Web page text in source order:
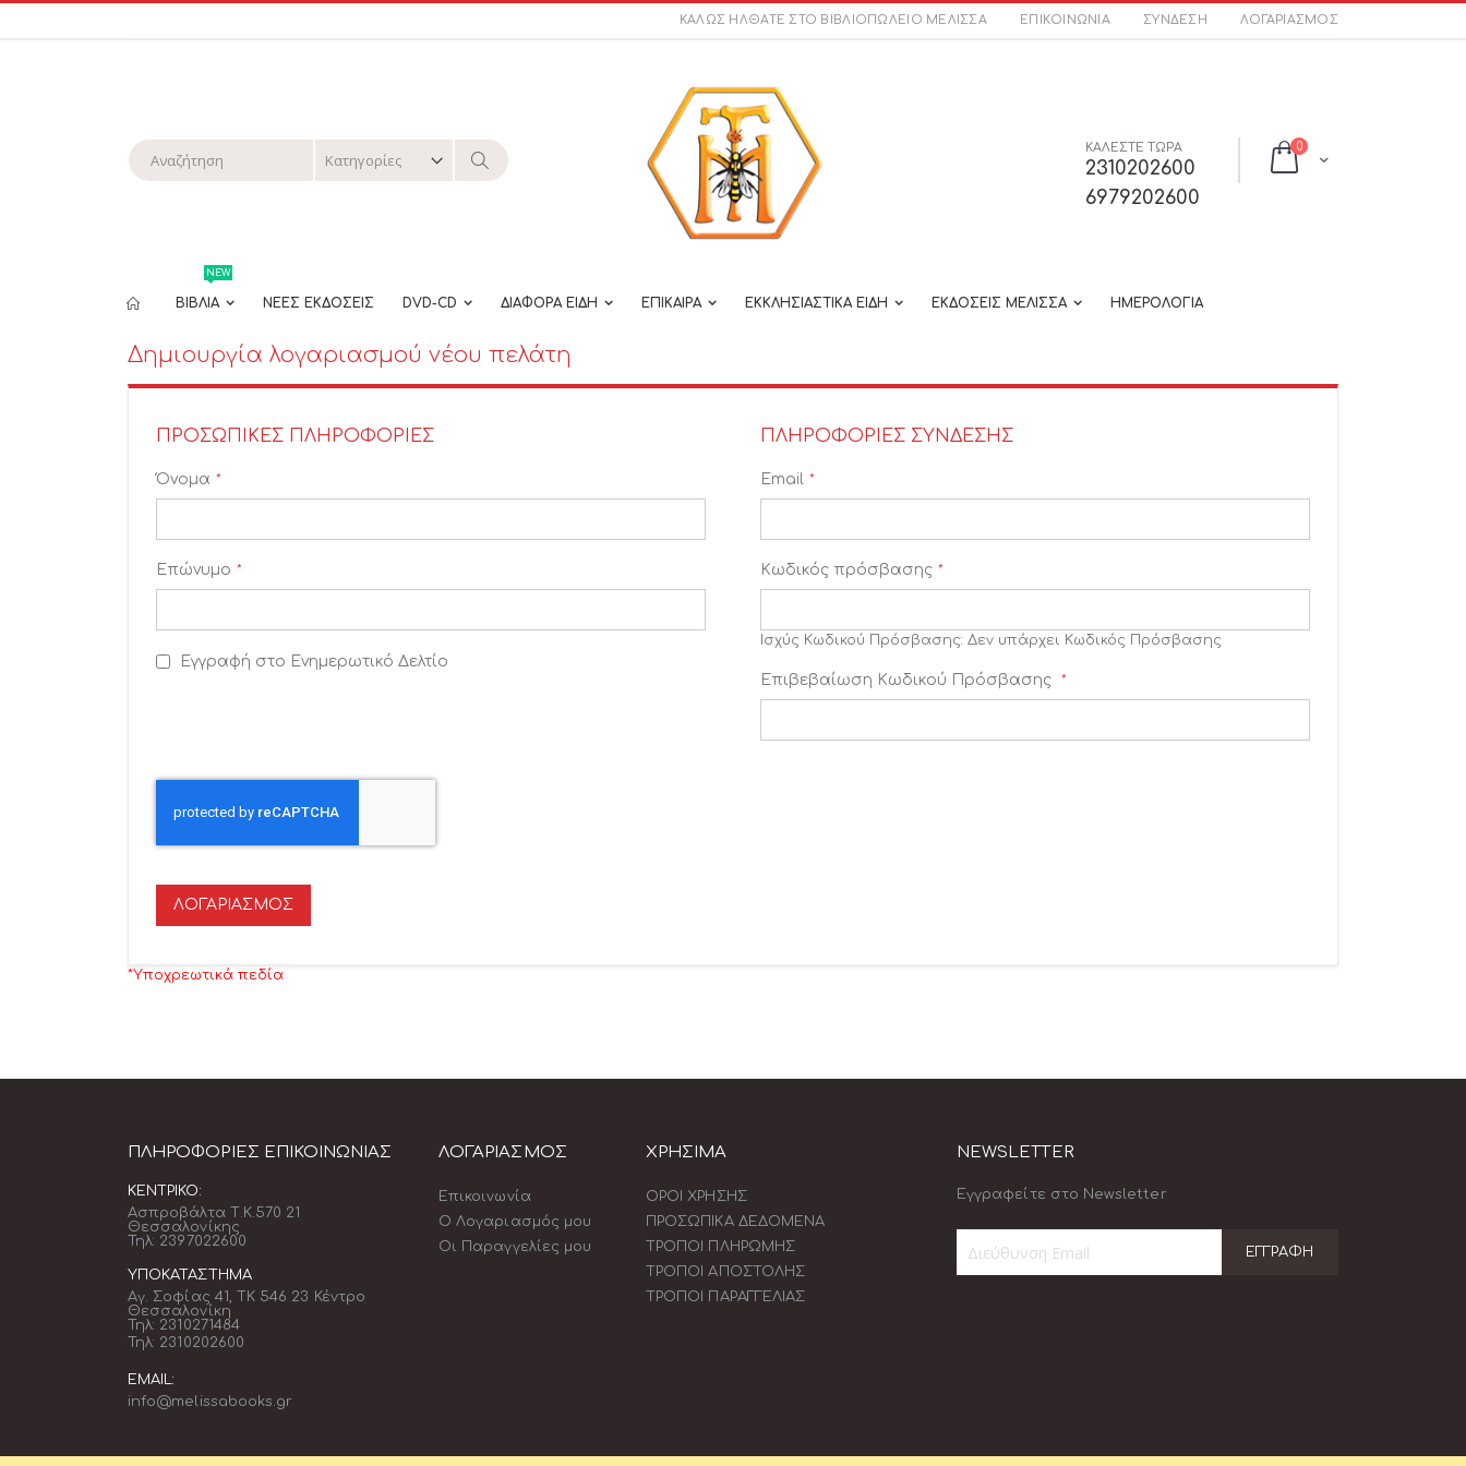
ΚΑΛΩΣ ΗΛΘΑΤΕ ΣΤΟ ΒΙΒΛΙΟΠΩΛΕΙΟ ΜΕΛΙΣΣΑ ΕΠΙΚΟΙΝΩΝΊΑ ΣΎΝΔΕΣΗ ΛΟΓΑΡΙΑΣΜΌΣ
Cart
0στοιχεία
ΚΑΛΕΣΤΕ ΤΩΡΑ
2310202600
6979202600
ΒΙΒΛΙΑ
NEW
ΝΕΕΣ ΕΚΔΟΣΕΙΣ DVD-CD ΔΙΑΦΟΡΑ ΕΙΔΗ ΕΠΙΚΑΙΡΑ ΕΚΚΛΗΣΙΑΣΤΙΚΑ ΕΙΔΗ ΕΚΔΟΣΕΙΣ ΜΕΛΙΣΣΑ ΗΜΕΡΟΛΟΓΙΑ
Δημιουργία λογαριασμού νέου πελάτη
ΠΡΟΣΩΠΙΚΈΣ ΠΛΗΡΟΦΟΡΊΕΣ
Όνομα
Επώνυμο
Εγγραφή στο Ενημερωτικό Δελτίο
ΠΛΗΡΟΦΟΡΊΕΣ ΣΎΝΔΕΣΗΣ
Email
Κωδικός πρόσβασης
Ισχύς Κωδικού Πρόσβασης: Δεν υπάρχει Κωδικός Πρόσβασης
Επιβεβαίωση Κωδικού Πρόσβασης
ΛΟΓΑΡΙΑΣΜΌΣ
*Υποχρεωτικά πεδία
ΠΛΗΡΟΦΟΡΊΕΣ ΕΠΙΚΟΙΝΩΝΊΑΣ
ΚΕΝΤΡΙΚΌ:
Ασπροβάλτα Τ.Κ.570 21
Θεσσαλονίκης
Τηλ: 2397022600
ΥΠΟΚΑΤΆΣΤΗΜΑ
Αγ. Σοφίας 41, ΤΚ 546 23 Κέντρο
Θεσσαλονίκη
Τηλ: 2310271484
Τηλ: 2310202600
EMAIL:
info@melissabooks.gr
ΛΟΓΑΡΙΑΣΜΟΣ
Επικοινωνία
Ο Λογαριασμός μου
Οι Παραγγελίες μου
ΧΡΗΣΙΜΑ
ΟΡΟΙ ΧΡΗΣΗΣ
ΠΡΟΣΩΠΙΚΑ ΔΕΔΟΜΕΝΑ
ΤΡΟΠΟΙ ΠΛΗΡΩΜΗΣ
ΤΡΟΠΟΙ ΑΠΟΣΤΟΛΗΣ
ΤΡΟΠΟΙ ΠΑΡΑΓΓΕΛΙΑΣ
NEWSLETTER
Εγγραφείτε στο Newsletter
ΕΓΓΡΑΦΉ